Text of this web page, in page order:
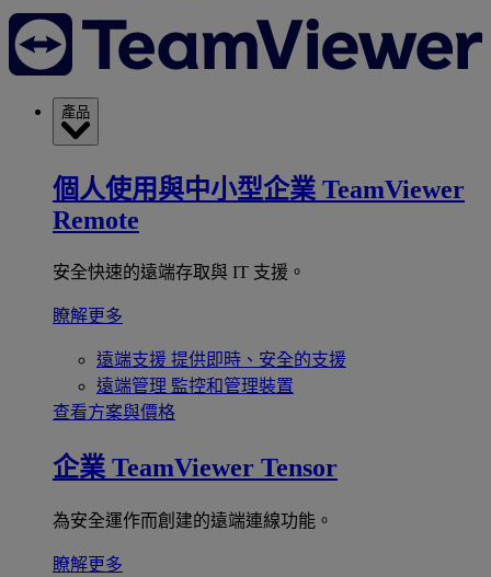
產品
個人使用與中小型企業 TeamViewer
Remote
安全快速的遠端存取與 IT 支援。
瞭解更多
遠端支援 提供即時、安全的支援
遠端管理 監控和管理裝置
查看方案與價格
企業 TeamViewer Tensor
為安全運作而創建的遠端連線功能。
瞭解更多